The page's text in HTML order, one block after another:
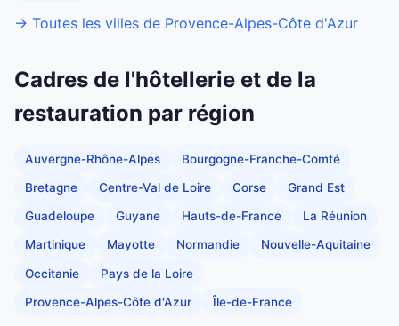
→ Toutes les villes de Provence-Alpes-Côte d'Azur
Cadres de l'hôtellerie et de la
restauration par région
Auvergne-Rhône-Alpes Bourgogne-Franche-Comté
Bretagne Centre-Val de Loire Corse Grand Est
Guadeloupe Guyane Hauts-de-France La Réunion
Martinique Mayotte Normandie Nouvelle-Aquitaine
Occitanie Pays de la Loire
Provence-Alpes-Côte d'Azur Île-de-France